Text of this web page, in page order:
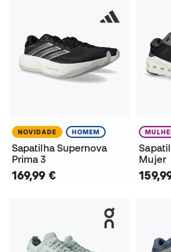
NOVIDADE HOMEM
Sapatilha Supernova
Prima 3
169,99 €
Mujer